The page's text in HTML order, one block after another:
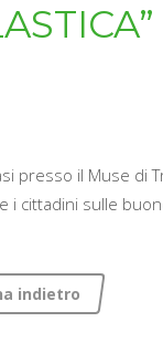
il Muse di
i cittadini sulle
indietro